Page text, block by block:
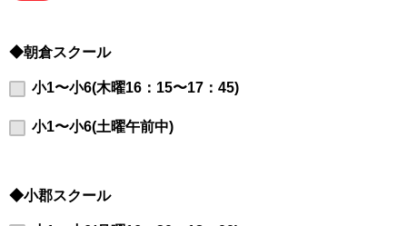
◆朝倉スクール
小1〜小6(木曜16：15〜17：45)
小1〜小6(土曜午前中)
◆小郡スクール